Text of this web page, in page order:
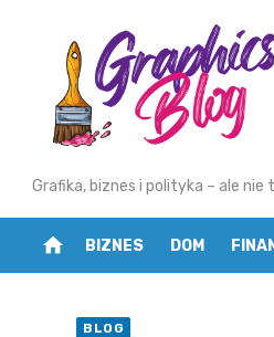
Grafika, biznes i polityka – ale
home BIZNES DOM
BLOG